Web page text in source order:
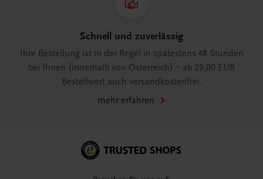
Schnell und zuverlässig
Ihre Bestellung ist in der Regel in spätestens 48 Stunden
bei Ihnen (innerhalb von Österreich) – ab 29,00 EUR
Bestellwert auch versandkostenfrei.
mehr erfahren